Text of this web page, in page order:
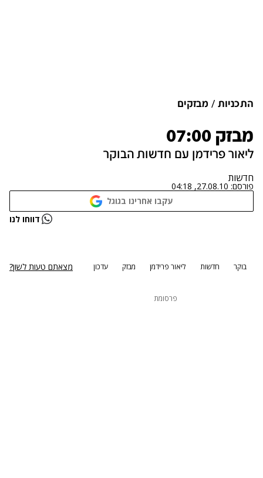
התכניות מבזקים
מבזק 07:00
ליאור פרידמן עם חדשות הבוקר
חדשות
פורסם: 27.08.10, 04:18
עקבו אחרינו בגוגל
נתקלנו בבעיה דווחו לנו
בוקר חדשות ליאור פרידמן מבזק עדכון מצאתם טעות לשון?
פרסומת